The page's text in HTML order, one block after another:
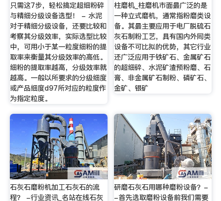
只需这7步，轻松搞定超细粉碎
与精细分级设备选型！ - 水泥
对于精细分级设备，还要比较和
考察其分级效率，实际选型比较
中，可用小于某一粒度细粉的提
取率来衡量其分级效率的高低。
细粉的提取率越高，分级效率就
越高。一般以所要求的分级细度
或产品细度d97所对应的粒度作
为指定粒度。
柱磨机_柱磨机市面最广泛的是
一种立式磨机，通常指粉磨类设
备。其最主要应用于电厂脱硫石
灰石制粉工艺，具有国内外同类
设备不可比拟的优势，其它行业
还广泛应用于铁矿石、金属矿石
的超细碎、水泥矿渣预粉磨、石
膏、非金属矿石制粉、磷矿石、
金矿、银矿
石灰石磨粉机加工石灰石的流
程？ -行业资讯_名站在线石灰
研磨石灰石用哪种磨粉设备？-
-首先选取磨粉设备前我们需要